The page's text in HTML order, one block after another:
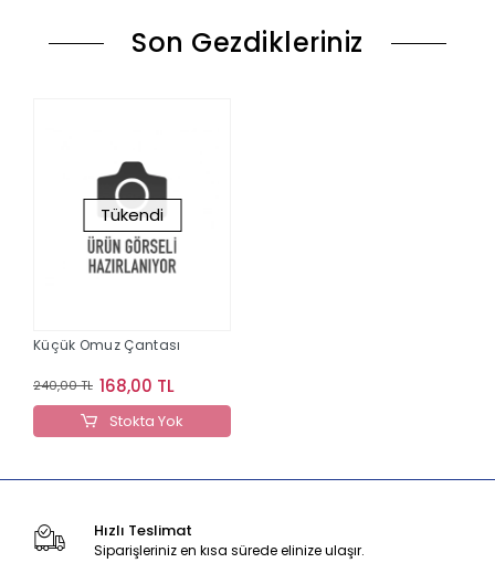
Son Gezdikleriniz
Tükendi
Küçük Omuz Çantası
240,00 TL 168,00 TL
Stokta Yok
Hızlı Teslimat
Siparişleriniz en kısa sürede elinize ulaşır.